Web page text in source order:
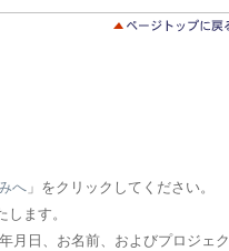
へ 」をクリックしてください。
ます。
月日、お名前、およびプロジェク